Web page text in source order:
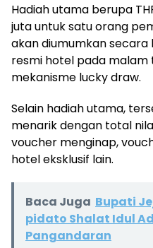
Hadiah utama berupa
juta untuk satu orang
akan diumumkan
resmi hotel pada malam
mekanisme lucky draw.
Selain hadiah utama,
menarik dengan total
voucher menginap,
hotel eksklusif lain.
Baca Juga Bupati
pidato Shalat Idul
Pangandaran